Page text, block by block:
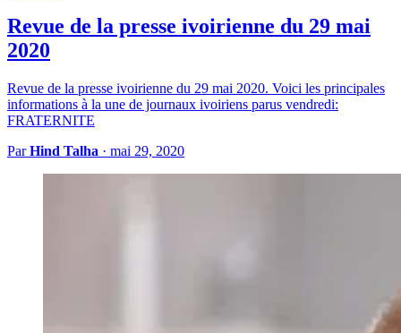
Revue de la presse ivoirienne du 29 mai
2020
Revue de la presse ivoirienne du 29 mai 2020. Voici les principales
informations à la une de journaux ivoiriens parus vendredi:
FRATERNITE
ParHind Talha · mai 29, 2020